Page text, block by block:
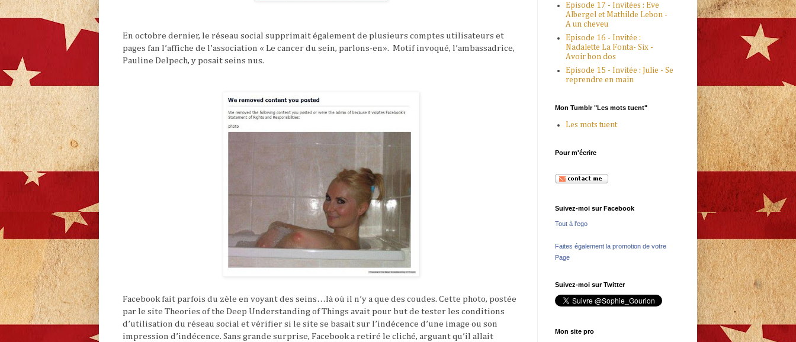
En octobre dernier, le réseau social supprimait également de plusieurs comptes utilisateurs et
pages fan l’affiche de l’association « Le cancer du sein, parlons-en». Motif invoqué, l’ambassadrice,
Pauline Delpech, y posait seins nus.
Facebook fait parfois du zèle en voyant des seins…là où il n’y a que des coudes. Cette photo, postée
par le site Theories of the Deep Understanding of Things avait pour but de tester les conditions
d’utilisation du réseau social et vérifier si le site se basait sur l’indécence d’une image ou son
impression d’indécence. Sans grande surprise, Facebook a retiré le cliché, arguant qu’il allait
Episode 17 - Invitées : Eve
Albergel et Mathilde Lebon -
A un cheveu
Episode 16 - Invitée :
Nadalette La Fonta- Six -
Avoir bon dos
Episode 15 - Invitée : Julie - Se
reprendre en main
Mon Tumblr "Les mots tuent"
Les mots tuent
Pour m'écrire
Suivez-moi sur Facebook
Tout à l'ego
Faites également la promotion de votre
Page
Suivez-moi sur Twitter
Mon site pro